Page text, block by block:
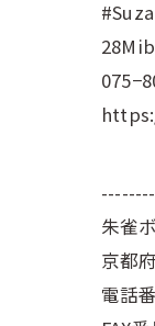
朱雀
京都
電話